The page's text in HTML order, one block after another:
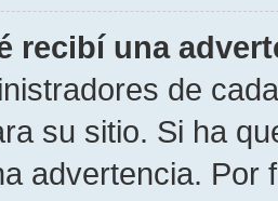
recibí una
de
su sitio. Si ha
advertencia. Por